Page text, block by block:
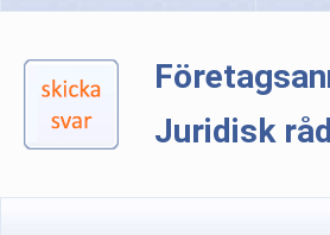
Juridisk